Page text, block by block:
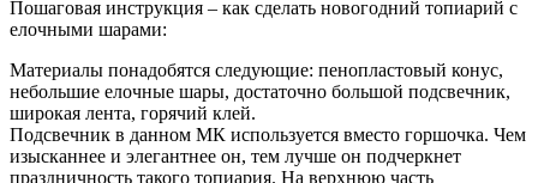
Пошаговая инструкция – как сделать новогодний топиарий с
елочными шарами:
Материалы понадобятся следующие: пенопластовый конус,
небольшие елочные шары, достаточно большой подсвечник,
широкая лента, горячий клей.
Подсвечник в данном МК используется вместо горшочка. Чем
изысканнее и элегантнее он, тем лучше он подчеркнет
праздничность такого топиария. На верхнюю часть